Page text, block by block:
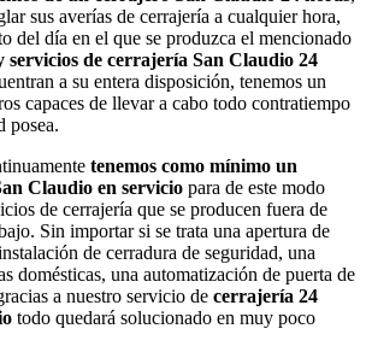
sus averías de cerrajería a cualquier hora,
del día en el que se produzca el mencionado
servicios de cerrajería San Claudio 24
a su entera disposición, tenemos un
capaces de llevar a cabo todo contratiempo
posea.
tenemos como mínimo un
Claudio en servicio para de este modo
de cerrajería que se producen fuera de
Sin importar si se trata una apertura de
de cerradura de seguridad, una
domésticas, una automatización de puerta de
a nuestro servicio de cerrajería 24
todo quedará solucionado en muy poco